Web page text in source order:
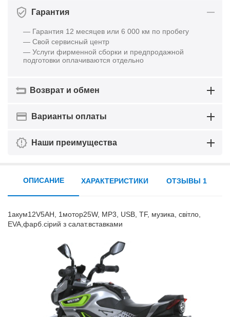
Гарантия
— Гарантия 12 месяцев или 6 000 км по пробегу
— Свой сервисный центр
— Услуги фирменной сборки и предпродажной
подготовки оплачиваются отдельно
Возврат и обмен
Варианты оплаты
Наши преимущества
ОПИСАНИЕ
1акум12V5AH, 1мотор25W, MP3, USB, TF, музика, світло,
EVA,фарб.сірий з салат.вставками
ХАРАКТЕРИСТИКИ ОТЗЫВЫ 1